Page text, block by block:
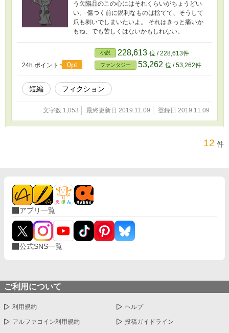
う欠陥品のこの心にはそれくらいがちょうどい
い。‬ ‪傷つく前に鋭利なものは捨てて、そうして
爪も剥いでしまいたいよ。‬ ‪それはきっと痛いか
もね、でも苦しくはないかもしれない。‬
24h.ポイント 0pt
小説 228,613 位 / 228,613件
ファンタジー 53,262 位 / 53,262件
短編 フィクション
文字数 1,053 最終更新日 2019.11.09 登録日 2019.11.09
12 件
アプリ一覧
公式SNS一覧
ご利用について
利用規約 ヘルプ
アルファコイン利用規約 投稿ガイドライン